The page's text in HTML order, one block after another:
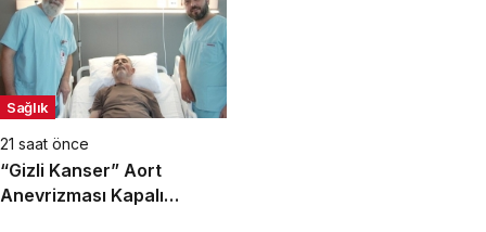
Sağlık
21 saat önce
“Gizli Kanser” Aort
Anevrizması Kapalı